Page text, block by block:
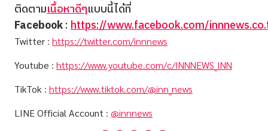
ติดตามเนื้อหาดีๆแบบนี้ได้ที่
Facebook: https://www.facebook.com/
Twitter : https://twitter.com/innnews
Youtube : https://www.youtube.com/c/INNNEWS_INN
TikTok : https://www.tiktok.com/@inn_news
LINE Official Account : @innnews